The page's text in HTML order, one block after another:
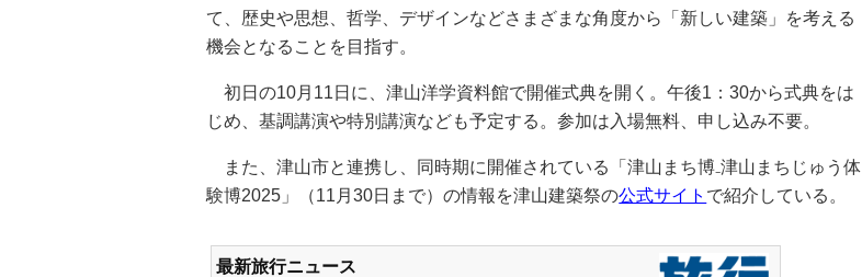
て、歴史や思想、哲学、デザインなどさまざまな角度から「新しい建築」を考える
機会となることを目指す。
初日の10月11日に、津山洋学資料館で開催式典を開く。午後1：30から式典をは
じめ、基調講演や特別講演なども予定する。参加は入場無料、申し込み不要。
また、津山市と連携し、同時期に開催されている「津山まち博₋津山まちじゅう体
験博2025」（11月30日まで）の情報を津山建築祭の公式サイト で紹介している。
最新旅行ニュース